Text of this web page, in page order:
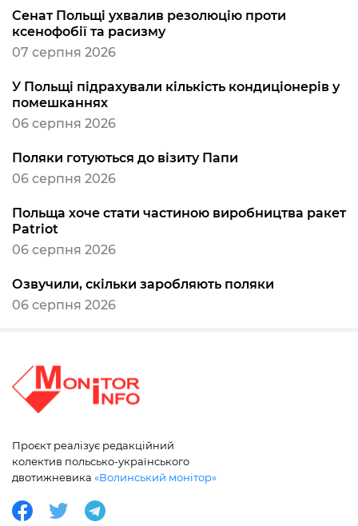
Сенат Польщі ухвалив резолюцію проти
ксенофобії та расизму
07 серпня 2026
У Польщі підрахували кількість кондиціонерів у
помешканнях
06 серпня 2026
Поляки готуються до візиту Папи
06 серпня 2026
Польща хоче стати частиною виробництва ракет
Patriot
06 серпня 2026
Озвучили, скільки заробляють поляки
06 серпня 2026
Проєкт реалізує редакційний
колектив польсько-українського
двотижневика «Волинський монітор»